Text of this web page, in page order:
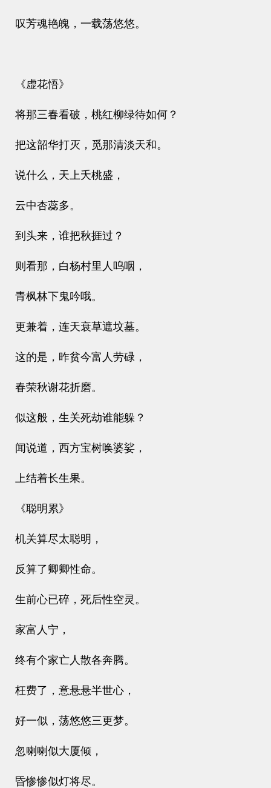
叹芳魂艳魄，一载荡悠悠。
《虚花悟》
将那三春看破，桃红柳绿待如何？
把这韶华打灭，觅那清淡天和。
说什么，天上夭桃盛，
云中杏蕊多。
到头来，谁把秋捱过？
则看那，白杨村里人呜咽，
青枫林下鬼吟哦。
更兼着，连天衰草遮坟墓。
这的是，昨贫今富人劳碌，
春荣秋谢花折磨。
似这般，生关死劫谁能躲？
闻说道，西方宝树唤婆娑，
上结着长生果。
《聪明累》
机关算尽太聪明，
反算了卿卿性命。
生前心已碎，死后性空灵。
家富人宁，
终有个家亡人散各奔腾。
枉费了，意悬悬半世心，
好一似，荡悠悠三更梦。
忽喇喇似大厦倾，
昏惨惨似灯将尽。